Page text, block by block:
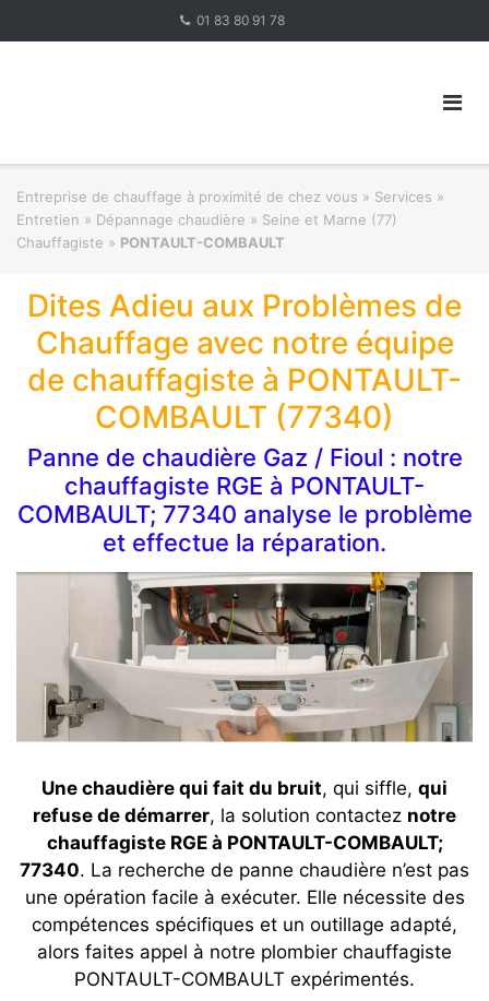
01 83 80 91 78
Entreprise de chauffage à proximité de chez vous » Services »
Entretien » Dépannage chaudière » Seine et Marne (77)
Chauffagiste » PONTAULT-COMBAULT
Dites Adieu aux Problèmes de
Chauffage avec notre équipe
de chauffagiste à PONTAULT-
COMBAULT (77340)
Panne de chaudière Gaz / Fioul : notre
chauffagiste RGE à PONTAULT-
COMBAULT; 77340 analyse le problème
et effectue la réparation.
Une chaudière qui fait du bruit, qui siffle, qui
refuse de démarrer, la solution contactez notre
chauffagiste RGE à PONTAULT-COMBAULT;
77340. La recherche de panne chaudière n’est pas
une opération facile à exécuter. Elle nécessite des
compétences spécifiques et un outillage adapté,
alors faites appel à notre plombier chauffagiste
PONTAULT-COMBAULT expérimentés.